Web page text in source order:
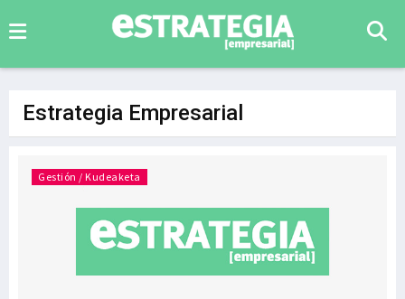
Estrategia Empresarial
Gestión / Kudeaketa